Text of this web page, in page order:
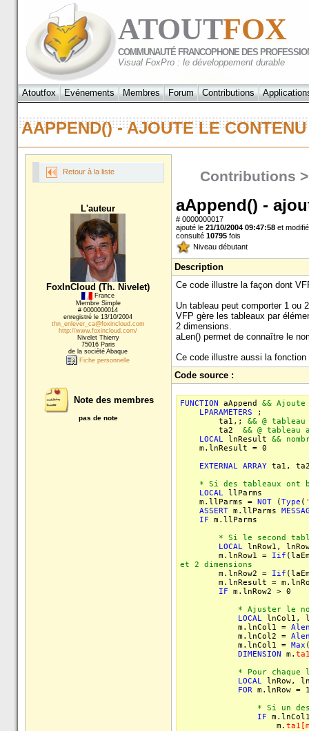
ATOUTFOX
COMMUNAUTÉ FRANCOPHONE DES
Visual FoxPro : le développement durable
Atoutfox Evénements Membres Forum Contributions
AAPPEND() - AJOUTE LE
Retour à la liste
L'auteur
FoxInCloud (Th. Nivelet)
France
Membre Simple
# 0000000014
enregistré le 13/10/2004
thn_enlever_ca@foxincloud.com
http://www.foxincloud.com/
Nivelet Thierry
75016 Paris
de la société Abaque
Fiche personnelle
Note des membres
pas de note
Contributions
aAppend() -
# 0000000017
ajouté le 21/10/2004 09:47:58et
consulté 10795fois
Niveau débutant
Description
Ce code illustre la façon dont
Un tableau peut comporter 1 ou
VFP gère les tableaux par
2 dimensions.
aLen() permet de connaître le
Ce code illustre aussi la
Code source :
FUNCTION aAppend &&
LPARAMETERS ;
ta1,; && @
ta2 && @
LOCALlnResult &&
m.lnResult = 0
EXTERNAL ARRAYta1,
* Si des tableaux ont
LOCALllParms
m.llParms = NOT(Type (
ASSERTm.llParms
IF m.llParms
* Si le second
LOCALlnRow1,
m.lnRow1 =
Iif
et 2 dimensions
m.lnRow2 =
Iif
m.lnResult =
IF m.lnRow2 > 0
* Ajuster le nombre
LOCALlnCol1,
m.lnCol1 =
m.lnCol2 =
m.lnCol1 = Max
DIMENSION m.
* Pour chaque ligne
LOCALlnRow,
FORm.lnRow =
* Si un des
IF
m.